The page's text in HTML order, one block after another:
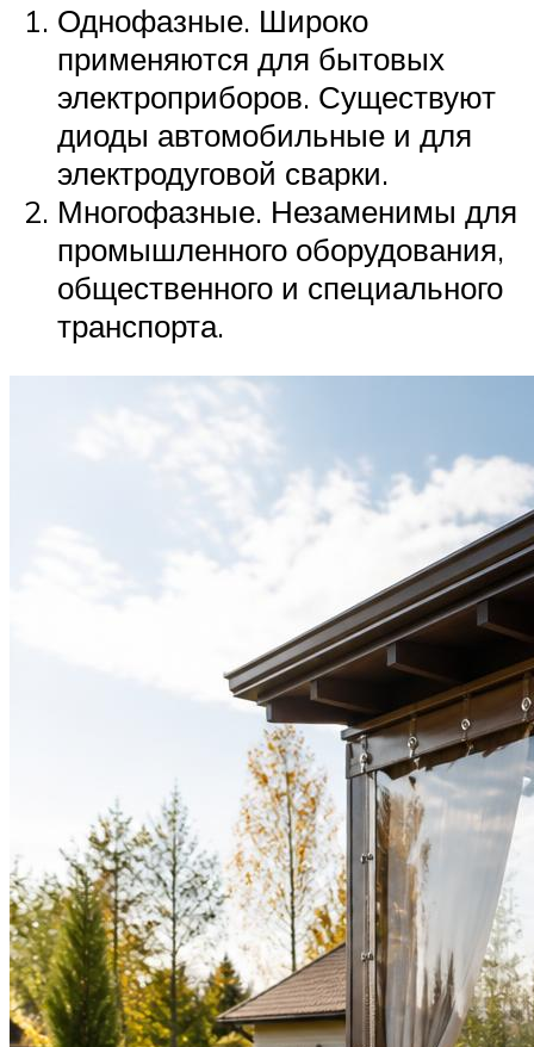
Однофазные. Широко
применяются для бытовых
электроприборов. Существуют
диоды автомобильные и для
электродуговой сварки.
Многофазные. Незаменимы для
промышленного оборудования,
общественного и специального
транспорта.